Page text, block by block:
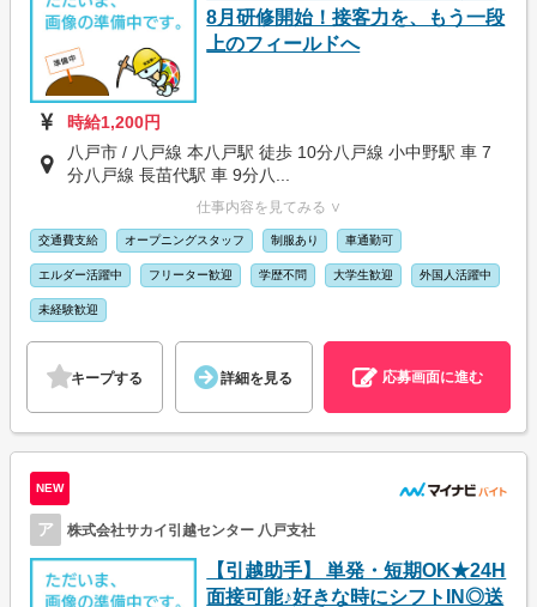
8月研修開始！接客力を、もう一段
上のフィールドへ
時給1,200円
八戸市 / 八戸線 本八戸駅 徒歩 10分八戸線 小中野駅 車 7
分八戸線 長苗代駅 車 9分八...
仕事内容を見てみる ∨
交通費支給 オープニングスタッフ 制服あり 車通勤可
エルダー活躍中 フリーター歓迎 学歴不問 大学生歓迎 外国人活躍中
未経験歓迎
キープする 詳細を見る 応募画面に進む
NEW
ア 株式会社サカイ引越センター 八戸支社
【引越助手】 単発・短期OK★24H
面接可能♪好きな時にシフトIN◎送